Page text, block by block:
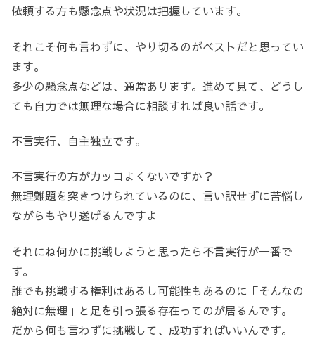
依頼する方も懸念点や状況は把握しています。
それこそ何も言わずに、やり切るのがベストだと思ってい
ます。
多少の懸念点などは、通常あります。進めて見て、どうし
ても自力では無理な場合に相談すれば良い話です。
不言実行、自主独立です。
不言実行の方がカッコよくないですか？
無理難題を突きつけられているのに、言い訳せずに苦悩し
ながらもやり遂げるんですよ
それにね何かに挑戦しようと思ったら不言実行が一番で
す。
誰でも挑戦する権利はあるし可能性もあるのに「そんなの
絶対に無理」と足を引っ張る存在ってのが居るんです。
だから何も言わずに挑戦して、成功すればいいんです。